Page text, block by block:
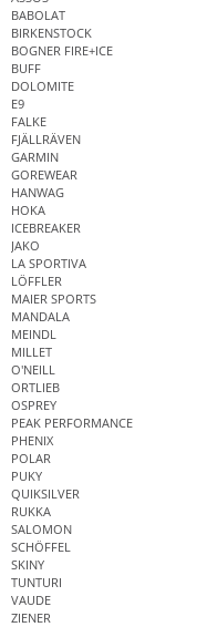
BABOLAT
BIRKENSTOCK
BOGNER FIRE+ICE
BUFF
DOLOMITE
E9
FALKE
FJÄLLRÄVEN
GARMIN
GOREWEAR
HANWAG
HOKA
ICEBREAKER
JAKO
LA SPORTIVA
LÖFFLER
MAIER SPORTS
MANDALA
MEINDL
MILLET
O'NEILL
ORTLIEB
OSPREY
PEAK PERFORMANCE
PHENIX
POLAR
PUKY
QUIKSILVER
RUKKA
SALOMON
SCHÖFFEL
SKINY
TUNTURI
VAUDE
ZIENER